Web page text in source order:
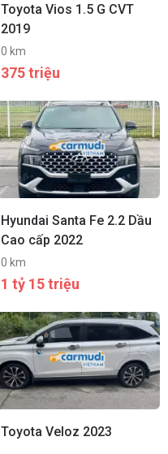
Toyota Vios 1.5 G CVT
2019
0 km
375 triệu
Hyundai Santa Fe 2.2 Dầu
Cao cấp 2022
0 km
1 tỷ 15 triệu
Toyota Veloz 2023